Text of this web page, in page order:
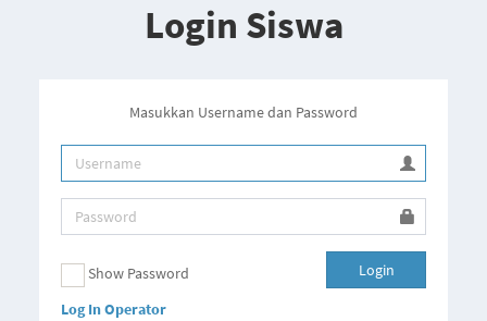
Login Siswa
Masukkan Username dan Password
Show Password
Log In Operator
Login